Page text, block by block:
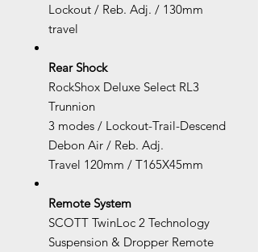
Lockout / Reb. Adj. / 130mm
travel
Rear Shock
RockShox Deluxe Select RL3
Trunnion
3 modes / Lockout-Trail-Descend
Debon Air / Reb. Adj.
Travel 120mm / T165X45mm
Remote System
SCOTT TwinLoc 2 Technology
Suspension & Dropper Remote